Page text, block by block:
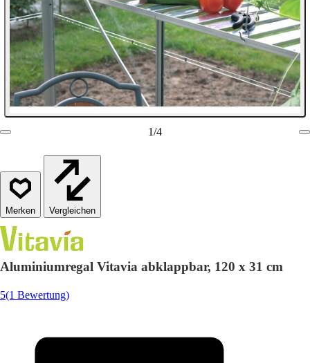
1/4
Vergleichen
Aluminiumregal Vitavia abklappbar, 120 x 31 cm
5(1 Bewertung)